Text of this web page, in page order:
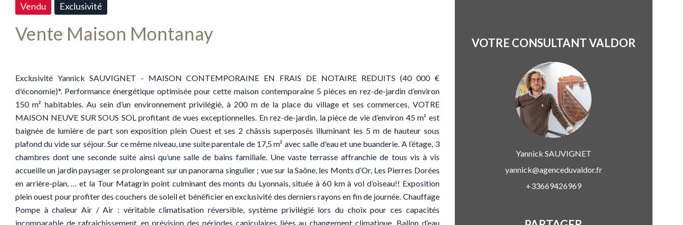
Vendu Exclusivité
Vente Maison Montanay
Exclusivité Yannick SAUVIGNET - MAISON CONTEMPORAINE EN FRAIS DE NOTAIRE REDUITS (40 000 €
d'économie)*. Performance énergétique optimisée pour cette maison contemporaine 5 pièces en rez-de-jardin d’environ
150 m² habitables. Au sein d’un environnement privilégié, à 200 m de la place du village et ses commerces, VOTRE
MAISON NEUVE SUR SOUS SOL profitant de vues exceptionnelles. En rez-de-jardin, la pièce de vie d’environ 45 m² est
baignée de lumière de part son exposition plein Ouest et ses 2 châssis superposés illuminant les 5 m de hauteur sous
plafond du vide sur séjour. Sur ce même niveau, une suite parentale de 17,5 m² avec salle d'eau et une buanderie. A l’étage, 3
chambres dont une seconde suite ainsi qu’une salle de bains familiale. Une vaste terrasse affranchie de tous vis à vis
accueille un jardin paysager se prolongeant sur un panorama singulier ; vue sur la Saône, les Monts d’Or, Les Pierres Dorées
en arrière-plan, … et la Tour Matagrin point culminant des monts du Lyonnais, située à 60 km à vol d’oiseau!! Exposition
plein ouest pour profiter des couchers de soleil et bénéficier en exclusivité des derniers rayons en fin de journée. Chauffage
Pompe à chaleur Air / Air : véritable climatisation réversible, système privilégié lors du choix pour ces capacités
incomparable de rafraichissement, en prévision des périodes caniculaires liées au changement climatique. Ballon d’eau
VOTRE CONSULTANT VALDOR
Yannick SAUVIGNET
yannick@agenceduvaldor.fr
+33669426969